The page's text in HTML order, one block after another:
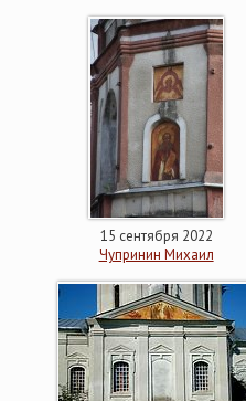
15 сентября 2022
Чупринин Михаил